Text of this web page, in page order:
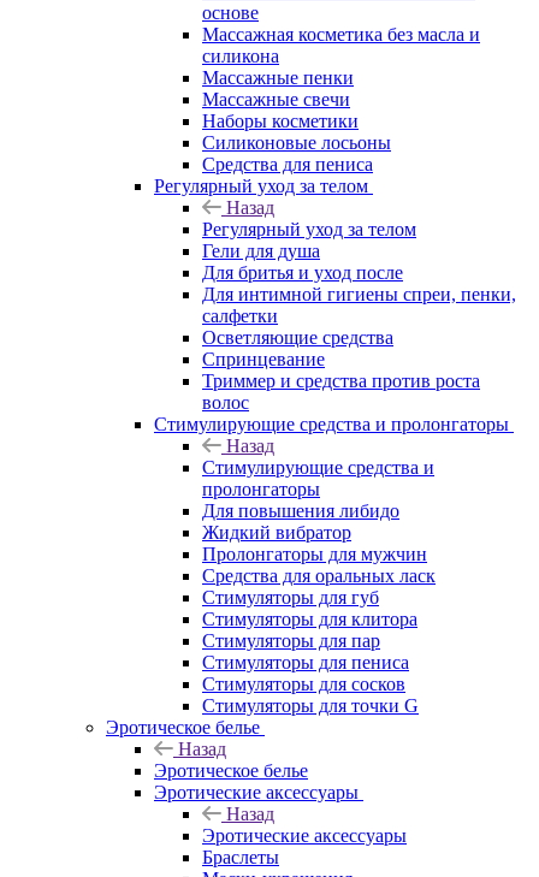
основе
Массажная косметика без масла и
силикона
Массажные пенки
Массажные свечи
Наборы косметики
Силиконовые лосьоны
Средства для пениса
Регулярный уход за телом
Назад
Регулярный уход за телом
Гели для душа
Для бритья и уход после
Для интимной гигиены спреи, пенки,
салфетки
Осветляющие средства
Спринцевание
Триммер и средства против роста
волос
Стимулирующие средства и пролонгаторы
Назад
Стимулирующие средства и
пролонгаторы
Для повышения либидо
Жидкий вибратор
Пролонгаторы для мужчин
Средства для оральных ласк
Стимуляторы для губ
Стимуляторы для клитора
Стимуляторы для пар
Стимуляторы для пениса
Стимуляторы для сосков
Стимуляторы для точки G
Эротическое белье
Назад
Эротическое белье
Эротические аксессуары
Назад
Эротические аксессуары
Браслеты